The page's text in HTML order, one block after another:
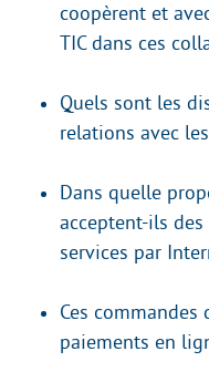
coopèrent et
TIC dans ces
Quels sont les
relations avec
Dans quelle
acceptent-ils
services par
Ces
paiements en